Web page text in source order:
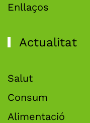
Enllaços
Actualitat
Salut
Consum
Alimentació